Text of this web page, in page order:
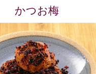
かつお梅